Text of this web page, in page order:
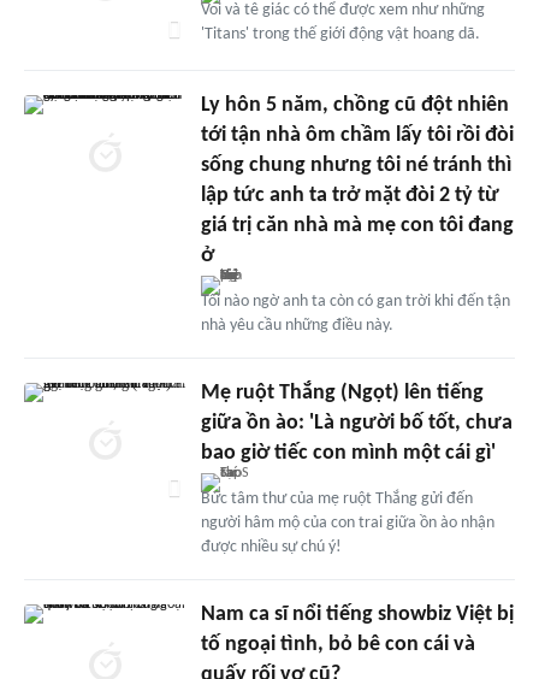
Voi và tê giác có thể được xem như những
'Titans' trong thế giới động vật hoang dã.
Ly hôn 5 năm, chồng cũ đột nhiên
tới tận nhà ôm chầm lấy tôi rồi đòi
sống chung nhưng tôi né tránh thì
lập tức anh ta trở mặt đòi 2 tỷ từ
giá trị căn nhà mà mẹ con tôi đang
ở
Tôi nào ngờ anh ta còn có gan trời khi đến tận
nhà yêu cầu những điều này.
Mẹ ruột Thắng (Ngọt) lên tiếng
giữa ồn ào: 'Là người bố tốt, chưa
bao giờ tiếc con mình một cái gì'
Bức tâm thư của mẹ ruột Thắng gửi đến
người hâm mộ của con trai giữa ồn ào nhận
được nhiều sự chú ý!
Nam ca sĩ nổi tiếng showbiz Việt bị
tố ngoại tình, bỏ bê con cái và